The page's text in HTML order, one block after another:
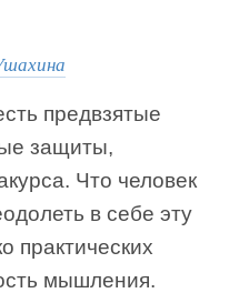
предвзятые
защиты,
Что человек
в себе эту
практических
мышления.